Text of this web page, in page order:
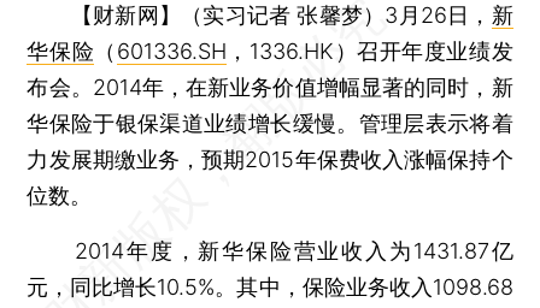
【财新网】（实习记者 张馨梦） 3月26日， 新
华保险 （ 601336.SH ，1336.HK）召开年度业绩发
布会。2014年，在新业务价值增幅显著的同时，新
华保险于银保渠道业绩增长缓慢。管理层表示将着
力发展期缴业务，预期2015年保费收入涨幅保持个
位数。
2014年度，新华保险营业收入为1431.87亿
元，同比增长10.5%。其中，保险业务收入1098.68